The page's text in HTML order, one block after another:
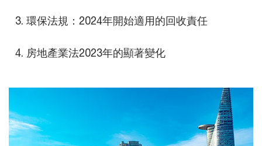
環保法規：2024年開始適用的回收責任
房地產業法2023年的顯著變化